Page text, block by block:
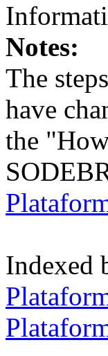
Notes:
The
have
the
Indexed